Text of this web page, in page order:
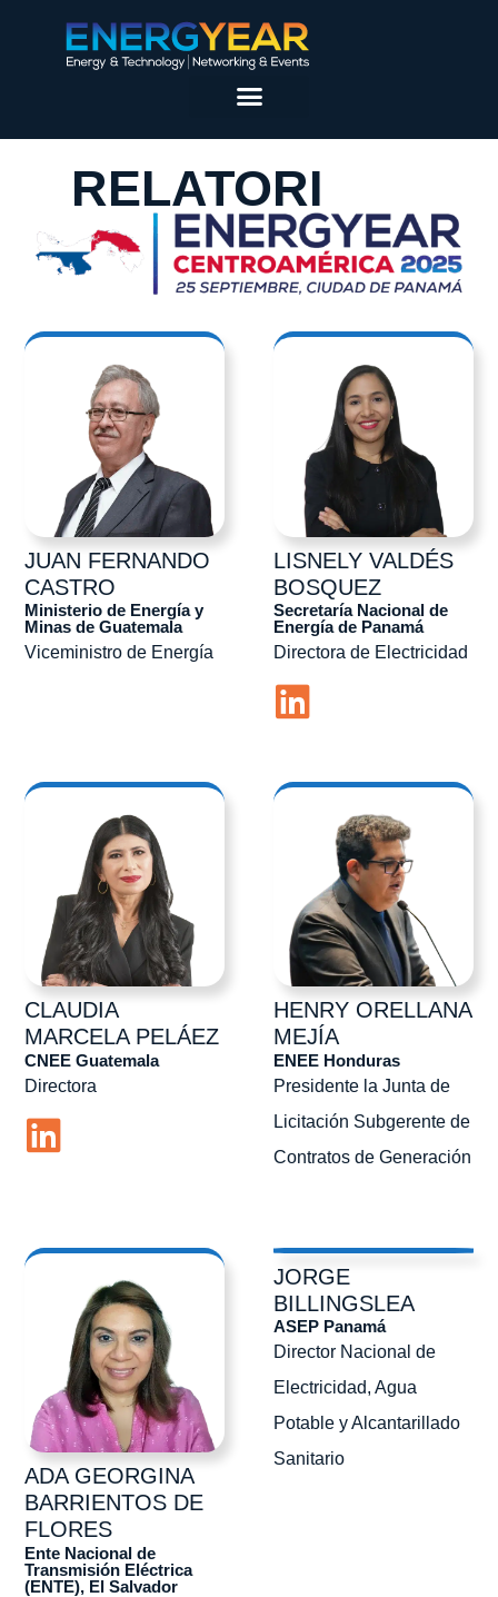
RELATORI
JUAN FERNANDO
CASTRO
Viceministro de Energía
Ministerio de Energía y
Minas de Guatemala
LISNELYVALDÉS
BOSQUEZ
Directora de Electricidad
Secretaría Nacional de
Energía de Panamá
CLAUDIA
MARCELAPELÁEZ
Directora
CNEE Guatemala
HENRY ORELLANA
MEJÍA
Presidente la Junta de
Licitación Subgerente de
Contratos de Generación
ENEE Honduras
ADA GEORGINA
BARRIENTOS DE
FLORES
Ente Nacional de
Transmisión Eléctrica
(ENTE), El Salvador
JORGE
BILLINGSLEA
Director Nacional de
Electricidad, Agua
Potable y Alcantarillado
Sanitario
ASEP Panamá